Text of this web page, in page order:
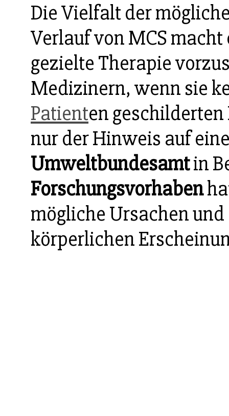
Die Vielfalt der
Verlauf von MCS
gezielte Therapie
Medizinern, wenn sie
Patienten
nur der Hinweis auf
Umweltbundesamtin
Forschungsvorhaben
mögliche Ursachen
körperlichen